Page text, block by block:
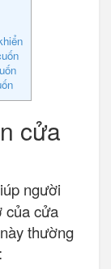
cửa
người
của cửa
thường